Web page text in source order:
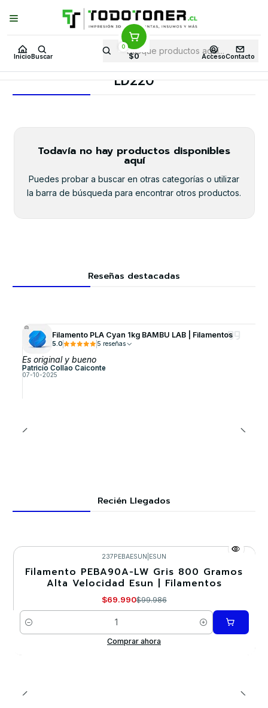
Inicio Buscar
0
$0 AccesoContacto
Puedes Elegir: Comprar enTienda· Despachoa Todo Chile · Retiro en
Tienda en24 Horas
Inicio Toner y tambor Toner Original RICOH Equipos RICOH
LD220
LD220
Todavía no hay productos disponibles
aquí
Puedes probar a buscar en otras categorías o utilizar
la barra de búsqueda para encontrar otros productos.
Reseñas destacadas
Filamento PLA Cyan 1kg BAMBU LAB | Filamentos
5.0 5 reseñas
Es original y bueno
Patricio Collao Caiconte
07-10-2025
Recién Llegados
-30%
237PEBAESUN ESUN
Filamento PEBA90A-LW Gris 800 Gramos
Alta Velocidad Esun | Filamentos
$69.990$99.986
Cantidad
Comprar ahora